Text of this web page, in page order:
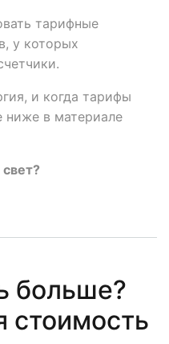
тарифные
у которых
и когда тарифы
ниже в материале
больше?
стоимость